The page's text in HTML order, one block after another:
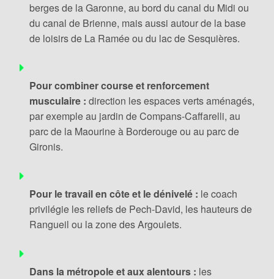
berges de la Garonne, au bord du canal du Midi ou
du canal de Brienne, mais aussi autour de la base
de loisirs de La Ramée ou du lac de Sesquières.
Pour combiner course et renforcement
musculaire : direction les espaces verts aménagés,
par exemple au jardin de Compans-Caffarelli, au
parc de la Maourine à Borderouge ou au parc de
Gironis.
Pour le travail en côte et le dénivelé : le coach
privilégie les reliefs de Pech-David, les hauteurs de
Rangueil ou la zone des Argoulets.
Dans la métropole et aux alentours : les